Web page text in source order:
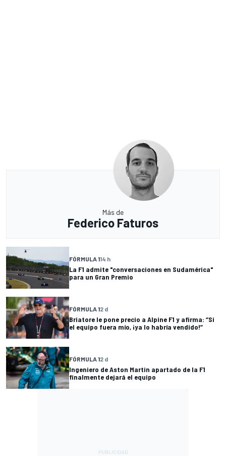
Más de
Federico Faturos
FÓRMULA 114 h
La F1 admite "conversaciones en Sudamérica"
para un Gran Premio
FÓRMULA 12 d
Briatore le pone precio a Alpine F1 y afirma: “Si
el equipo fuera mío, ¡ya lo habría vendido!”
FÓRMULA 12 d
Ingeniero de Aston Martin apartado de la F1
finalmente dejará el equipo